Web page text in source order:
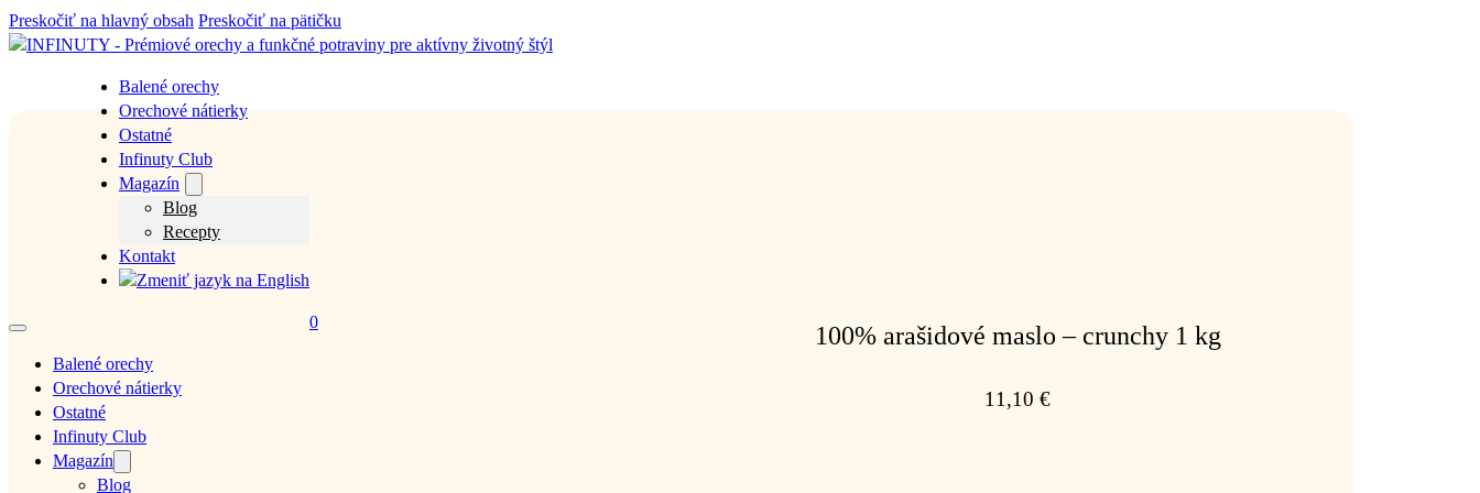
Preskočiť na hlavný obsah Preskočiť na pätičku
Balené orechy
Orechové nátierky
Ostatné
Infinuty Club
Magazín
Blog
Recepty
Kontakt
Balené orechy
Orechové nátierky
Ostatné
Infinuty Club
Magazín
Blog
0 100% arašidové maslo – crunchy 1 kg
11,10€